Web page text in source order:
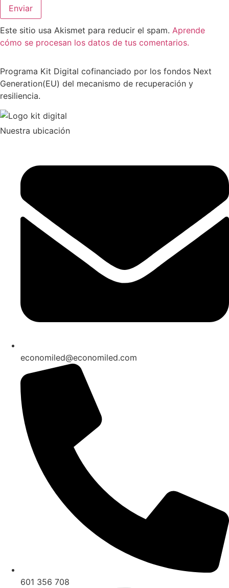
Este sitio usa Akismet para reducir el spam. Aprende
cómo se procesan los datos de tus comentarios.
Programa Kit Digital cofinanciado por los fondos Next
Generation(EU) del mecanismo de recuperación y
resiliencia.
Nuestra ubicación
economiled@economiled.com
601 356 708